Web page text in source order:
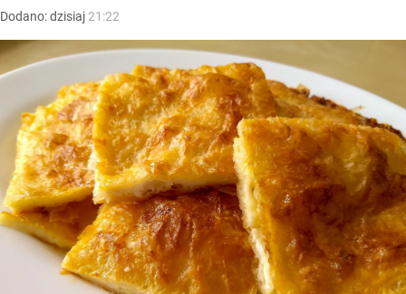
Dodano:dzisiaj 21:22